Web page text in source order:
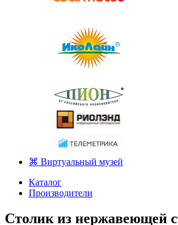
⌘ Виртуальный музей
Каталог
Производители
Столик из нержавеющей